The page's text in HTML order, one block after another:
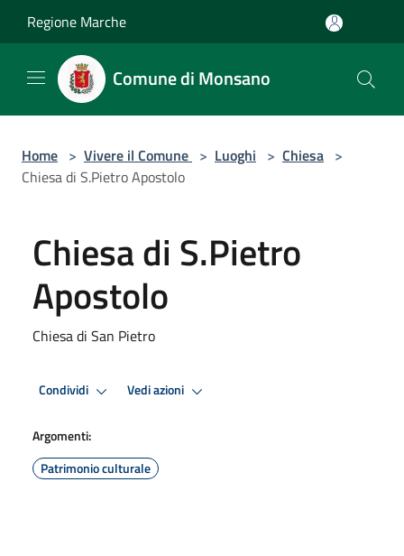
Regione Marche
Comune di Monsano
Home > Vivere il Comune > Luoghi > Chiesa >
Chiesa di S.Pietro Apostolo
Chiesa di S.Pietro
Apostolo
Chiesa di San Pietro
Condividi Vedi azioni
Argomenti:
Patrimonio culturale